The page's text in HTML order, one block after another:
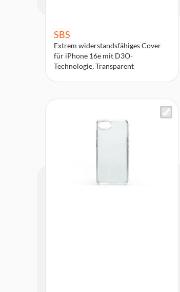
SBS
Extrem widerstandsfähiges Cover
für iPhone 16e mit D3O-
Technologie, Transparent